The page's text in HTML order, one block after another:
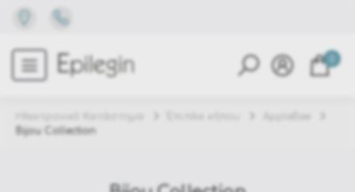
Bijou Collection